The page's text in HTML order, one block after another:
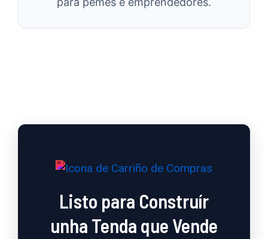
Listo para Construír
unha Tenda que Vende